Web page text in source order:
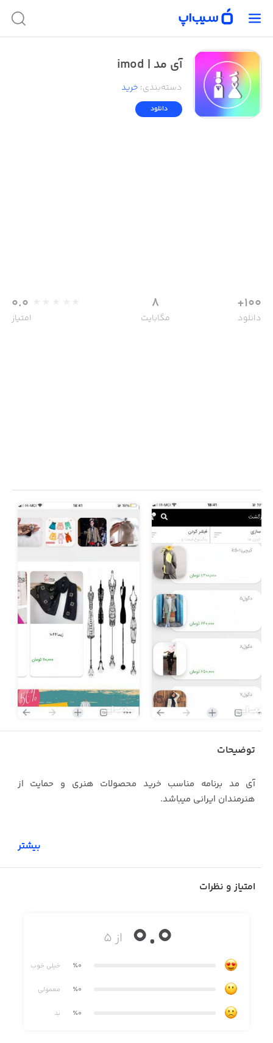
آی مد | imod
دسته‌بندی: خرید
دانلود
100+
دانلود
8
مگابایت
0.0
امتیاز
توضیحات
آی مد برنامه مناسب خرید محصولات هنری و حمایت از
هنرمندان ایرانی میباشد.
بیشتر
امتیاز و نظرات
از ۵ 0.0
٪0 خیلی خوب
٪0 معمولی
٪0 بد